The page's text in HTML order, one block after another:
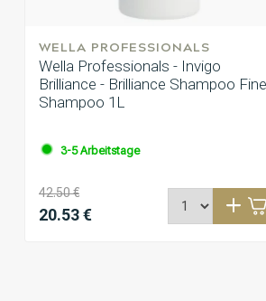
WELLA PROFESSIONALS
Wella Professionals - Invigo
Brilliance - Brilliance Shampoo
Shampoo 1L
3-5 Arbeitstage
42.50 €
20.53 €